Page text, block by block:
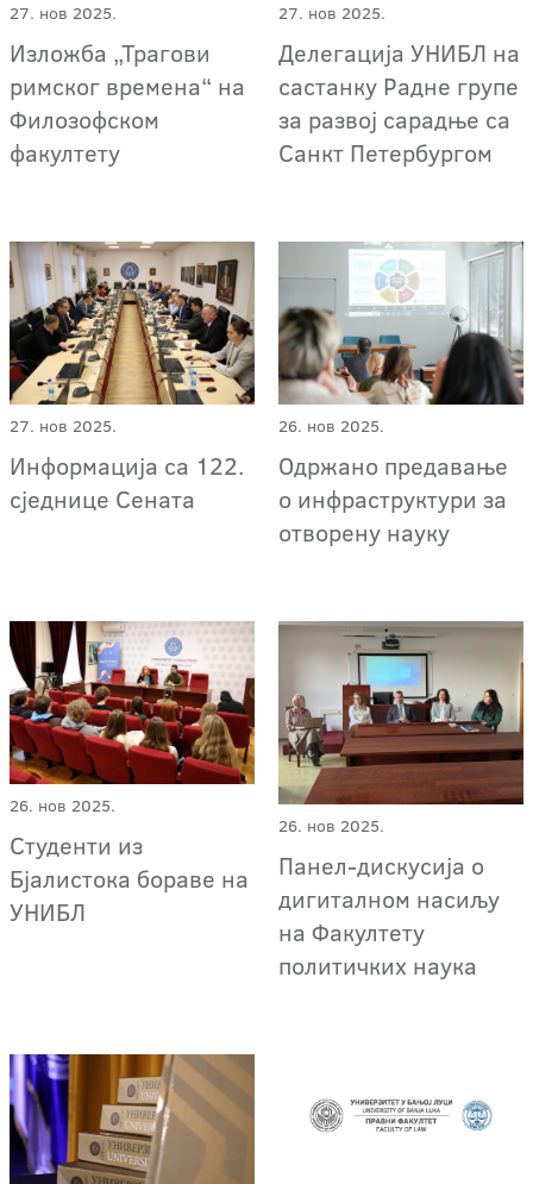
27. нов 2025.
Изложба „Трагови
римског времена“ на
Филозофском
факултету
27. нов 2025.
Делегација УНИБЛ на
састанку Радне групе
за развој сарадње са
Санкт Петербургом
27. нов 2025.
Информација са 122.
сједнице Сената
26. нов 2025.
Одржано предавање
о инфраструктури за
отворену науку
26. нов 2025.
Студенти из
Бјалистока бораве на
УНИБЛ
26. нов 2025.
Панел-дискусија о
дигиталном насиљу
на Факултету
политичких наука